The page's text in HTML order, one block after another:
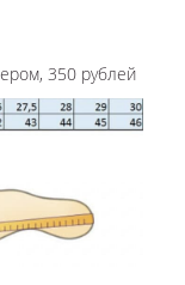
350 рублей